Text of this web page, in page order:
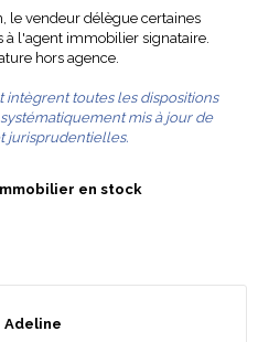
le vendeur délègue certaines
à l'agent immobilier signataire.
hors agence.
intègrent toutes les dispositions
mis à jour de
jurisprudentielles.
en stock
Adeline